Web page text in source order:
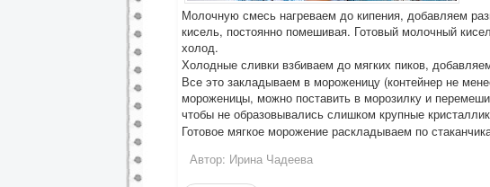
Молочную смесь нагреваем до кипения, добавляем
кисель, постоянно помешивая. Готовый молочный
холод.
Холодные сливки взбиваем до мягких пиков,
Все это закладываем в мороженицу (контейнер не
мороженицы, можно поставить в морозилку и
чтобы не образовывались слишком крупные
Готовое мягкое морожение раскладываем по
Автор: Ирина Чадеева